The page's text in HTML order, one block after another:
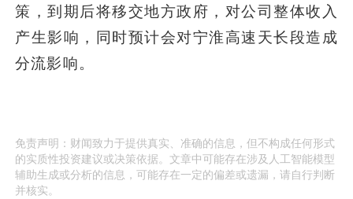
策，到期后将移交地方政府，对公司整体收入
产生影响，同时预计会对宁淮高速天长段造成
分流影响。
免责声明：财闻致力于提供真实、准确的信息，但不构成任何形式
的实质性投资建议或决策依据。文章中可能存在涉及人工智能模型
辅助生成或分析的信息，可能存在一定的偏差或遗漏，请自行判断
并核实。